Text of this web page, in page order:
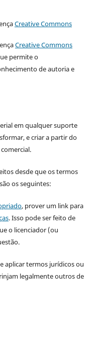
Creative Commons
Creative Commons
permite o
de autoria e
em qualquer suporte
e criar a partir do
desde que os termos
os seguintes:
, prover um link para
. Isso pode ser feito de
o licenciador (ou
aplicar termos jurídicos ou
legalmente outros de